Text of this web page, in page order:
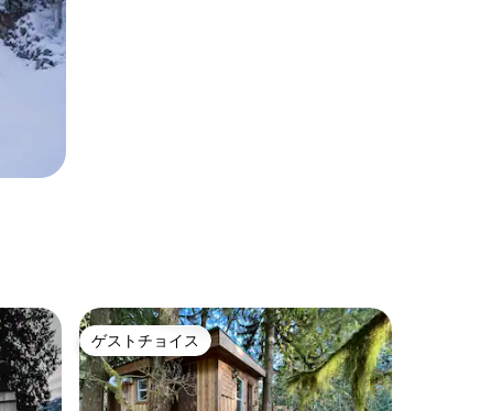
ゲストチョイス
ゲストチョイス